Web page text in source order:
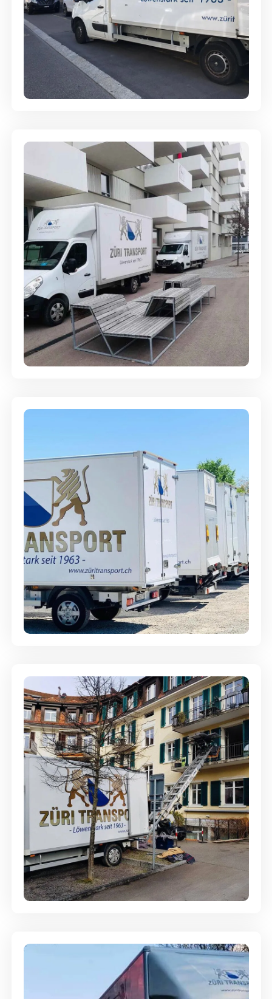
Full-Service - Für Privatumzüge
Umzugsreinigung - mit
Abgabegarantie
Möbellagerung - Alles sicher
aufbewahrt
Entsorgung & Räumung